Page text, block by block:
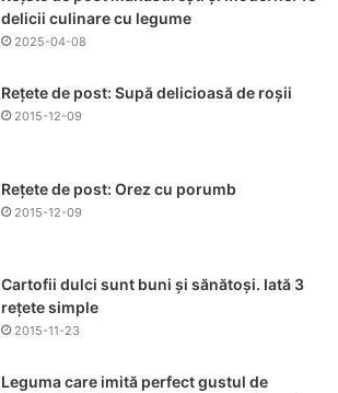
delicii culinare cu legume
2025-04-08
Rețete de post: Supă delicioasă de roșii
2015-12-09
Rețete de post: Orez cu porumb
2015-12-09
Cartofii dulci sunt buni și sănătoși. Iată 3
rețete simple
2015-11-23
Leguma care imită perfect gustul de